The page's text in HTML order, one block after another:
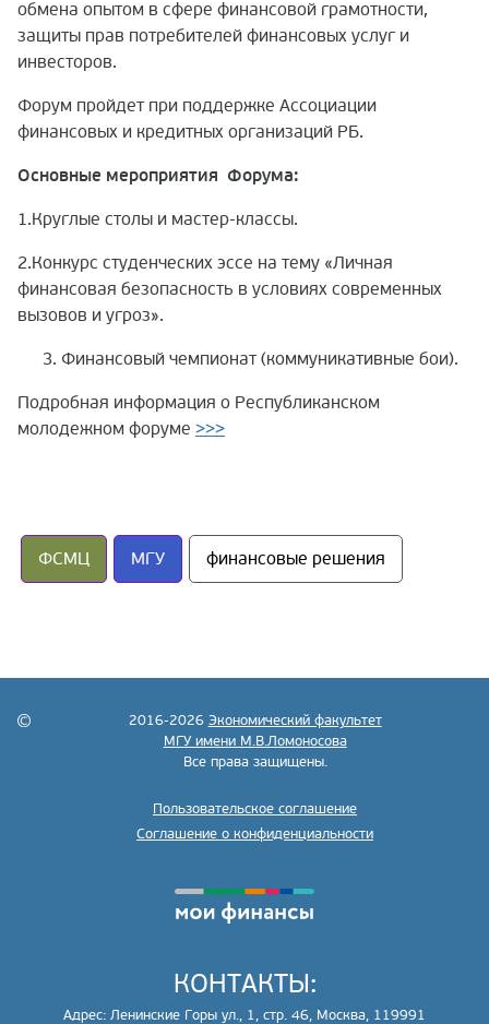
обмена опытом в сфере финансовой грамотности,
защиты прав потребителей финансовых услуг и
инвесторов.
Форум пройдет при поддержке Ассоциации
финансовых и кредитных организаций РБ.
Основные мероприятия Форума:
1.Круглые столы и мастер-классы.
2.Конкурс студенческих эссе на тему «Личная
финансовая безопасность в условиях современных
вызовов и угроз».
Финансовый чемпионат (коммуникативные бои).
Подробная информация о Республиканском
молодежном форуме >>>
ФСМЦ МГУ финансовые решения
2016-2026 Экономический факультет
МГУ имени М.В.Ломоносова
Все права защищены.
Пользовательское соглашение
Соглашение о конфиденциальности
КОНТАКТЫ:
Адрес: Ленинские Горы ул., 1, стр. 46, Москва, 119991